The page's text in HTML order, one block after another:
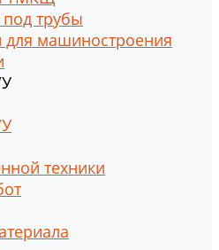
трубы
для машиностроения
техники